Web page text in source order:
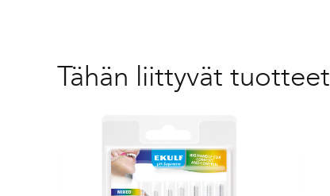
Tähän liittyvät tuotteet